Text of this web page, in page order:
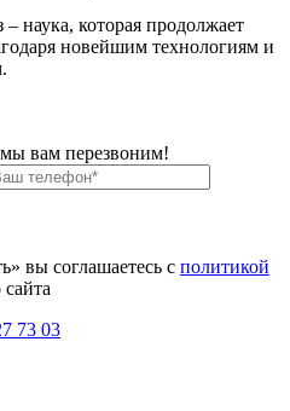
наука, которая продолжает
новейшим технологиям и
вам перезвоним!
вы соглашаетесь с политикой
73 03